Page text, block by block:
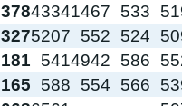
43341467 533
5207 552 524
5414942 586
588 554 566